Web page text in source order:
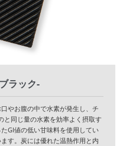
ラック-
やお腹の中で水素が発生し、チ
と同じ量の水素を効率よく摂取す
GI値の低い甘味料を使用してい
す。炭には優れた温熱作用と内